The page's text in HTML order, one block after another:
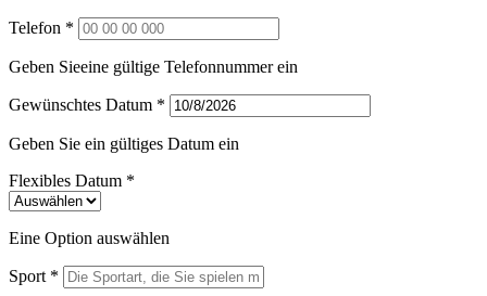
Telefon *
Geben Sieeine gültige Telefonnummer ein
Gewünschtes Datum *
Geben Sie ein gültiges Datum ein
Flexibles Datum *
Eine Option auswählen
Sport *